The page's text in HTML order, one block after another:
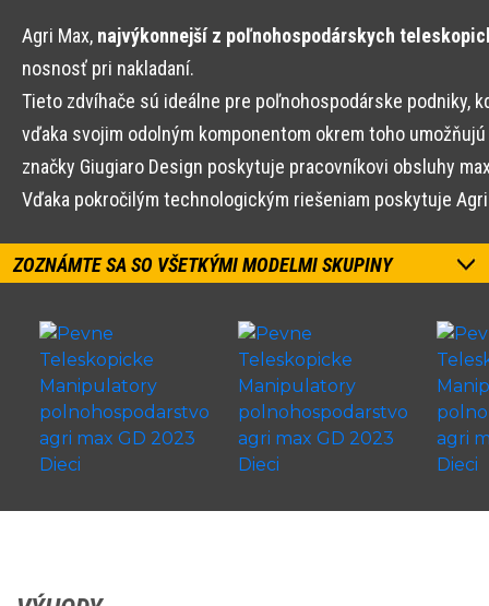
Agri Max, najvýkonnejší z poľnohospodárskych
nosnosť pri nakladaní.
Tieto zdvíhače sú ideálne pre poľnohospodárske podniky,
vďaka svojim odolným komponentom okrem toho
značky Giugiaro Design poskytuje pracovníkovi obsluhy
Vďaka pokročilým technologickým riešeniam poskytuje
ZOZNÁMTE SA SO VŠETKÝMI MODELMI SKUPINY